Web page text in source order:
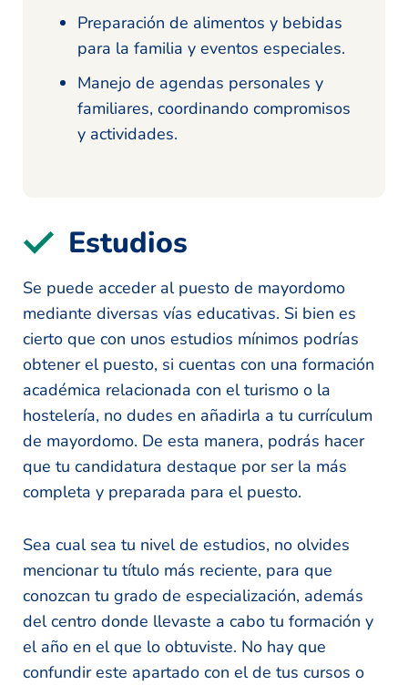
Preparación de alimentos y bebidas
para la familia y eventos especiales.
Manejo de agendas personales y
familiares, coordinando compromisos
y actividades.
Estudios
Se puede acceder al puesto de mayordomo
mediante diversas vías educativas. Si bien es
cierto que con unos estudios mínimos podrías
obtener el puesto, si cuentas con una formación
académica relacionada con el turismo o la
hostelería, no dudes en añadirla a tu currículum
de mayordomo. De esta manera, podrás hacer
que tu candidatura destaque por ser la más
completa y preparada para el puesto.
Sea cual sea tu nivel de estudios, no olvides
mencionar tu título más reciente, para que
conozcan tu grado de especialización, además
del centro donde llevaste a cabo tu formación y
el año en el que lo obtuviste. No hay que
confundir este apartado con el de tus cursos o